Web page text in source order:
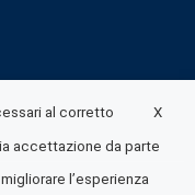
X
al corretto
accettazione da parte
l’esperienza